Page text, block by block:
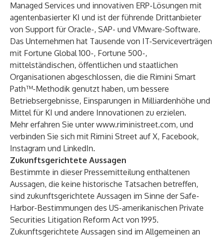
Managed Services und innovativen ERP-Lösungen mit
agentenbasierter KI und ist der führende Drittanbieter
von Support für Oracle-, SAP- und VMware-Software.
Das Unternehmen hat Tausende von IT-Serviceverträgen
mit Fortune Global 100-, Fortune 500-,
mittelständischen, öffentlichen und staatlichen
Organisationen abgeschlossen, die die Rimini Smart
Path™-Methodik genutzt haben, um bessere
Betriebsergebnisse, Einsparungen in Milliardenhöhe und
Mittel für KI und andere Innovationen zu erzielen.
Mehr erfahren Sie unterwww.riministreet.com, und
verbinden Sie sich mit Rimini Street auf X, Facebook,
Instagram und LinkedIn.
Zukunftsgerichtete Aussagen
Bestimmte in dieser Pressemitteilung enthaltenen
Aussagen, die keine historische Tatsachen betreffen,
sind zukunftsgerichtete Aussagen im Sinne der Safe-
Harbor-Bestimmungen des US-amerikanischen Private
Securities Litigation Reform Act von 1995.
Zukunftsgerichtete Aussagen sind im Allgemeinen an